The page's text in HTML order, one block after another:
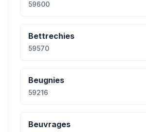
59600
Bettrechies
59570
Beugnies
59216
Beuvrages